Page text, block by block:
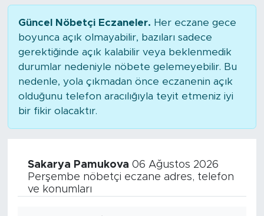
Güncel Nöbetçi Eczaneler. Her eczane gece
boyunca açık olmayabilir, bazıları sadece
gerektiğinde açık kalabilir veya beklenmedik
durumlar nedeniyle nöbete gelemeyebilir. Bu
nedenle, yola çıkmadan önce eczanenin açık
olduğunu telefon aracılığıyla teyit etmeniz iyi
bir fikir olacaktır.
Sakarya Pamukova 06 Ağustos 2026
Perşembe nöbetçi eczane adres, telefon
ve konumları